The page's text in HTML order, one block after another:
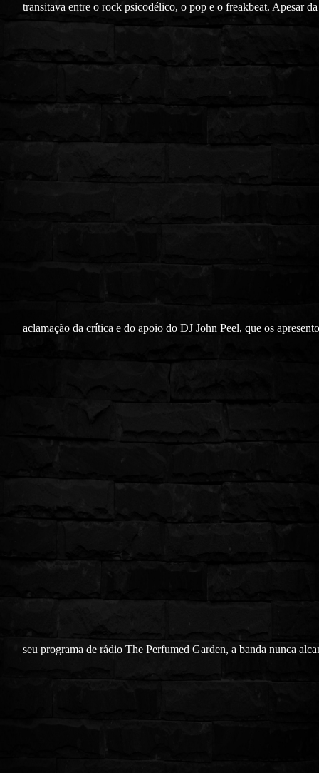
transitava entre o rock psicodélico, o pop e o freakbeat. Apesar da
aclamação da crítica e do apoio do DJ John Peel, que os
seu programa de rádio The Perfumed Garden, a banda nunca